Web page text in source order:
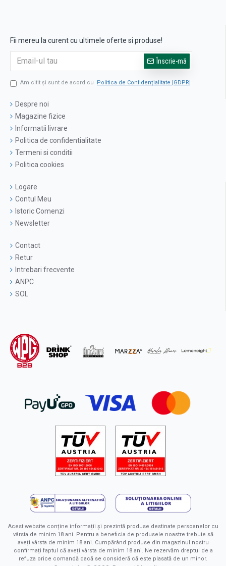
Fii mereu la curent cu ultimele oferte si produse!
Înscrie-mă
Am citit şi sunt de acord cu Politica de Confidențialitate [GDPR]
Despre noi
Magazine fizice
Informatii livrare
Politica de confidentialitate
Termeni si conditii
Politica cookies
Logare
Contul Meu
Istoric Comenzi
Newsletter
Contact
Retur
Intrebari frecvente
ANPC
SOL
Acest website conține informații și prezintă produse destinate persoanelor cu
vârsta de minim 18 ani. Pentru a beneficia de produsele noastre trebuie să
aveți vârsta de minim 18 ani. Cumpărând produse din magazinul nostru
confirmați faptul că aveți vârsta de minim 18 ani. Ne rezervăm dreptul de a
refuza orice comandă dacă se consideră că este plasată de un minor.